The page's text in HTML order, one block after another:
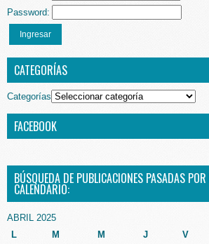
Password:
Ingresar
CATEGORÍAS
Categorías
FACEBOOK
BÚSQUEDA DE PUBLICACIONES PASADAS
CALENDARIO:
ABRIL 2025
L
M M J V